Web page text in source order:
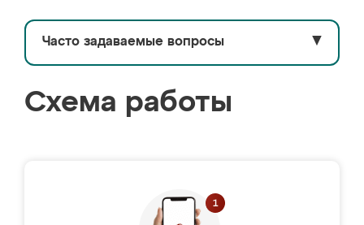
Часто задаваемые вопросы ▼
Схема работы